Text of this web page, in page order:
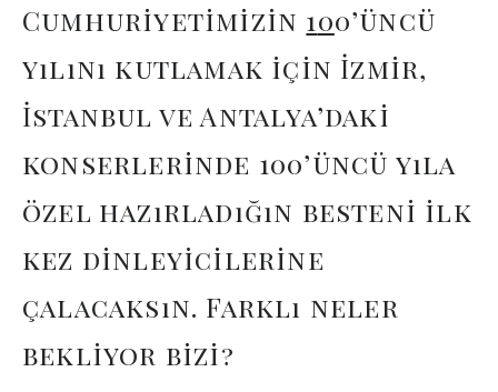
Cumhuriyetimizin 100’üncü
yılını kutlamak için İzmir,
İstanbul ve Antalya’daki
konserlerinde 100’üncü yıla
özel hazırladığın besteni ilk
kez dinleyicilerine
çalacaksın. Farklı neler
bekliyor bizi?